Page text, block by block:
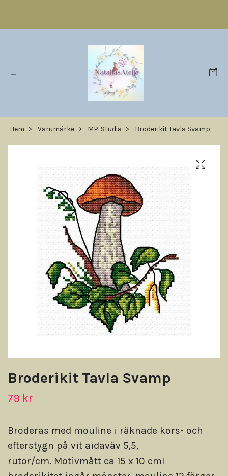
Hem Varumärke MP-Studia Broderikit Tavla Svamp
Broderikit Tavla Svamp
79 kr
Broderas med mouline i räknade kors- och
efterstygn på vit aidaväv 5,5,
rutor/cm. Motivmått ca 15 x 10 cmI